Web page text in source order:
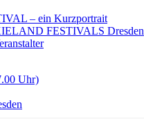
– ein Kurzportrait
FESTIVALS Dresden
Uhr)